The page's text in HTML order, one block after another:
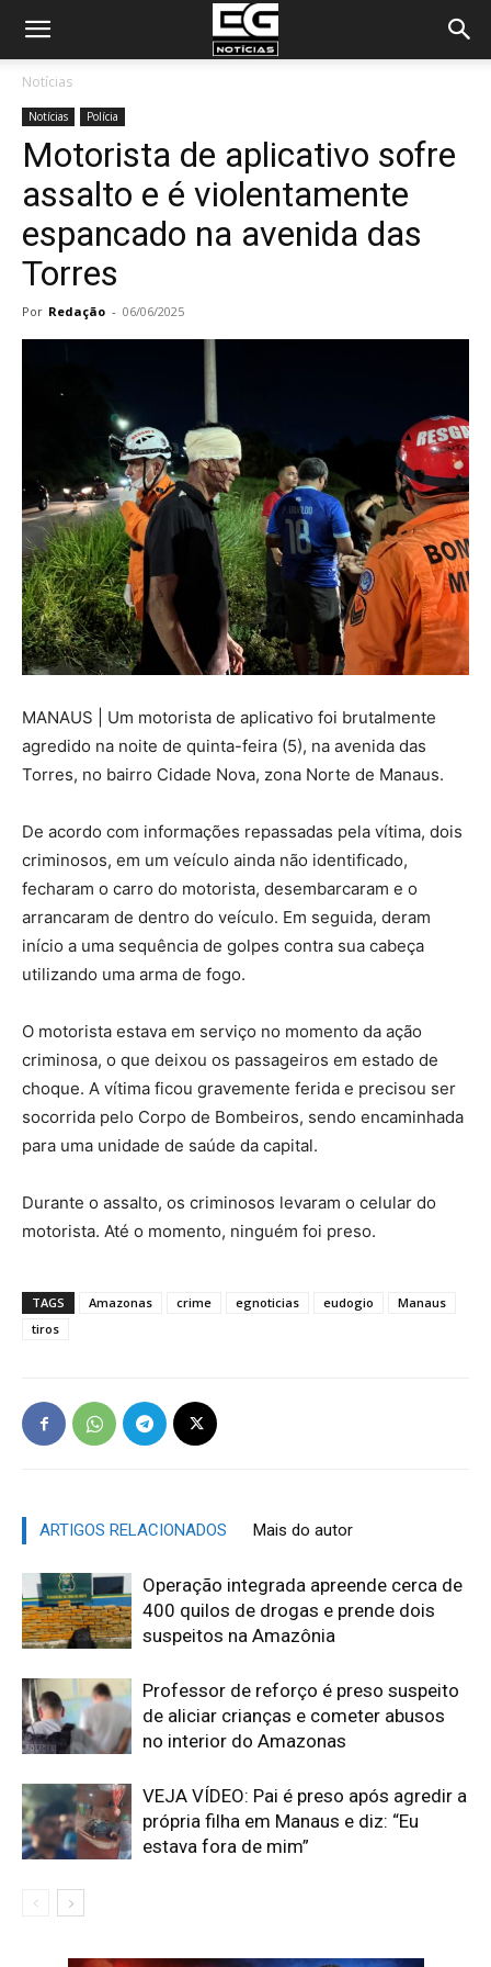
Notícias
Notícias Polícia
Motorista de aplicativo sofre
assalto e é violentamente
espancado na avenida das
Torres
Por Redação - 06/06/2025
MANAUS | Um motorista de aplicativo foi brutalmente
agredido na noite de quinta-feira (5), na avenida das
Torres, no bairro Cidade Nova, zona Norte de Manaus.
De acordo com informações repassadas pela vítima, dois
criminosos, em um veículo ainda não identificado,
fecharam o carro do motorista, desembarcaram e o
arrancaram de dentro do veículo. Em seguida, deram
início a uma sequência de golpes contra sua cabeça
utilizando uma arma de fogo.
O motorista estava em serviço no momento da ação
criminosa, o que deixou os passageiros em estado de
choque. A vítima ficou gravemente ferida e precisou ser
socorrida pelo Corpo de Bombeiros, sendo encaminhada
para uma unidade de saúde da capital.
Durante o assalto, os criminosos levaram o celular do
motorista. Até o momento, ninguém foi preso.
TAGS Amazonas crime egnoticias eudogio
Manaus
tiros
ARTIGOS RELACIONADOS Mais do autor
Operação integrada apreende cerca de
400 quilos de drogas e prende dois
suspeitos na Amazônia
Professor de reforço é preso suspeito
de aliciar crianças e cometer abusos
no interior do Amazonas
VEJA VÍDEO: Pai é preso após agredir a
própria filha em Manaus e diz: “Eu
estava fora de mim”